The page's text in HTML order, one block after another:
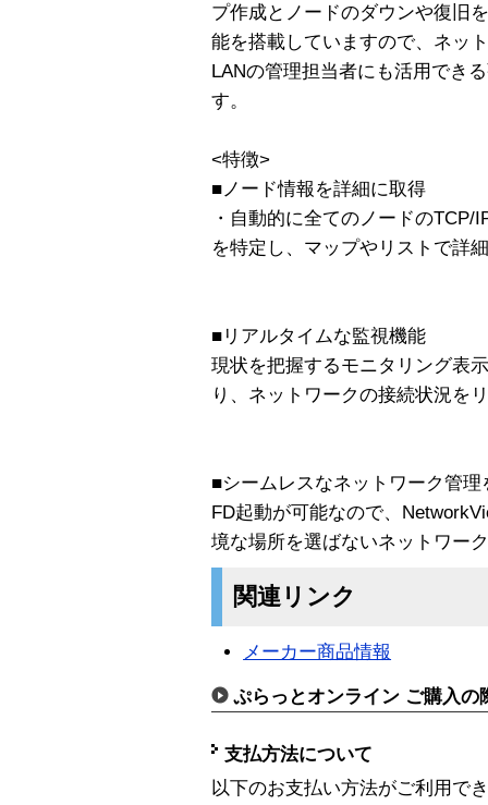
プ作成とノードのダウンや復旧
能を搭載していますので、ネッ
LANの管理担当者にも活用でき
す。
<特徴>
■ノード情報を詳細に取得
・自動的に全てのノードの
を特定し、マップやリストで詳
■リアルタイムな監視機能
現状を把握するモニタリング表
り、ネットワークの接続状況を
■シームレスなネットワーク管理
FD起動が可能なので、
境な場所を選ばないネットワー
関連リンク
メーカー商品情報
ぷらっとオンライン ご購入の
支払方法について
以下のお支払い方法がご利用で